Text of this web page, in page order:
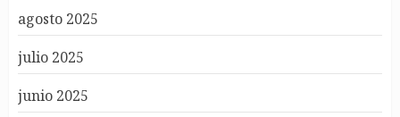
agosto 2025
julio 2025
junio 2025